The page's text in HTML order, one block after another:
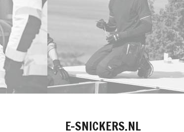
E-SNICKERS.NL